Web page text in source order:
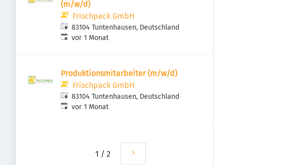
(m/w/d)
Frischpack GmbH
83104 Tuntenhausen, Deutschland
Veröffentlicht:
vor 1 Monat
Produktionsmitarbeiter (m/w/d)
Frischpack GmbH
83104 Tuntenhausen, Deutschland
Veröffentlicht:
vor 1 Monat
1 / 2